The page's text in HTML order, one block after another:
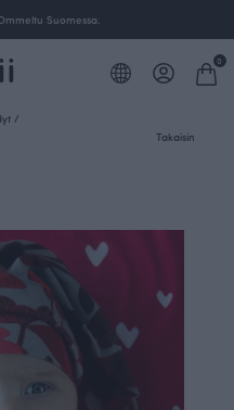
Suomessa.
0
/
Takaisin